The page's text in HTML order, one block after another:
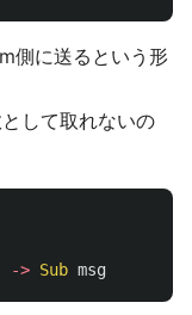
側に送るという形
して取れないの
-> Sub msg